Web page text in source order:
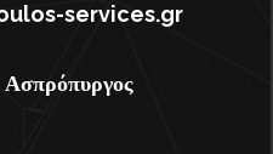
services.gr
Ασπρόπυργος